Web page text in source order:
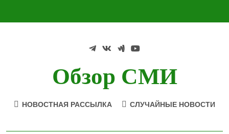
Обзор СМИ
НОВОСТНАЯ РАССЫЛКА СЛУЧАЙНЫЕ НОВОСТИ